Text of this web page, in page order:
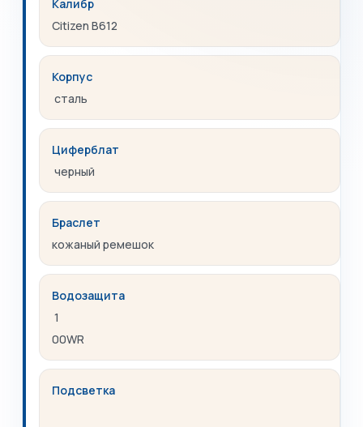
Калибр
Citizen B612
Корпус
сталь
Циферблат
черный
Браслет
кожаный ремешок
Водозащита
1
00WR
Подсветка